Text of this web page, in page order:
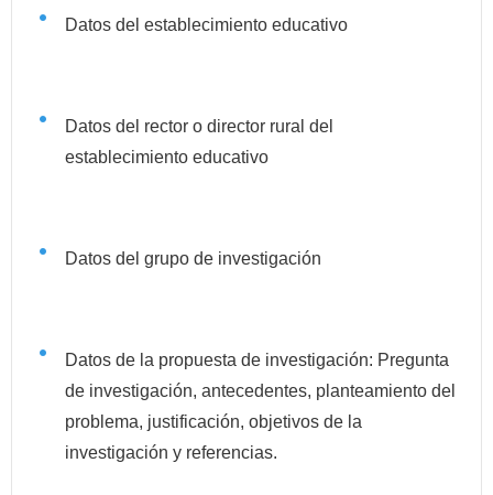
Datos del establecimiento educativo
Datos del rector o director rural del
establecimiento educativo
Datos del grupo de investigación
Datos de la propuesta de investigación: Pregunta
de investigación, antecedentes, planteamiento del
problema, justificación, objetivos de la
investigación y referencias.